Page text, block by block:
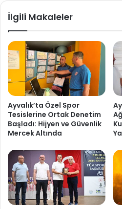
İlgili Makaleler
Ayvalık’ta Özel Spor
Tesislerine Ortak Denetim
Başladı: Hijyen ve Güvenlik
Mercek Altında